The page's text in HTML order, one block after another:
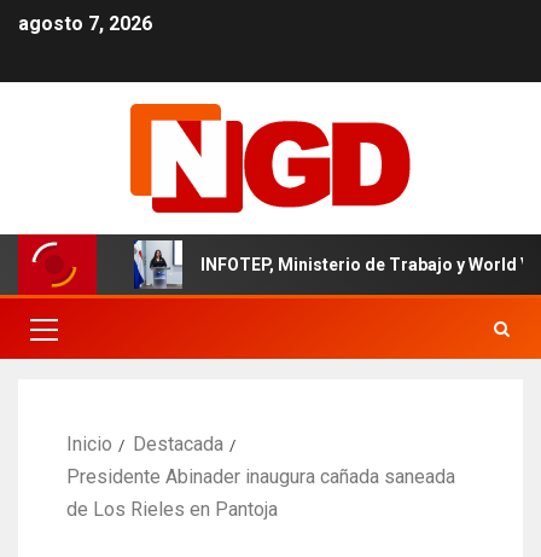
agosto 7, 2026
INFOTEP, Ministerio de Trabajo y World Vision
Inicio
Destacada
Presidente Abinader inaugura cañada saneada
de Los Rieles en Pantoja